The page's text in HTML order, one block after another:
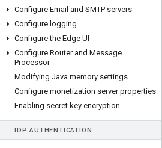
Configure Email and SMTP servers
Configure logging
Configure the Edge UI
Configure Router and Message
Processor
Modifying Java memory settings
Configure monetization server properties
Enabling secret key encryption
IDP AUTHENTICATION